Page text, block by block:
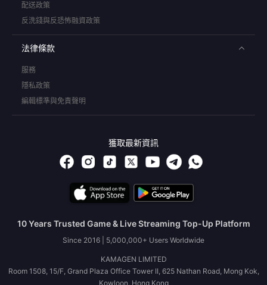
配送政策
反洗錢與反恐怖融資政策
法律條款
服務
隱私政策
編輯標準與免責聲明
獲取最新資訊
10 Years Trusted Game & Live Streaming Top-Up Platform
Since 2016 | 5,000,000+ Users Worldwide
KAMAGEN LIMITED
Room 1508, 15/F, Grand Plaza Office Tower II, 625 Nathan Road, Mong Kok,
Kowloon, Hong Kong